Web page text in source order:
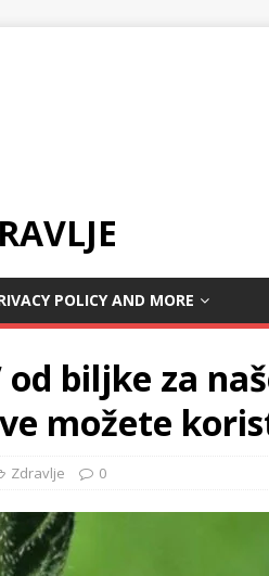
POLICY AND MORE
od biljke za
možete
Zdravlje 0